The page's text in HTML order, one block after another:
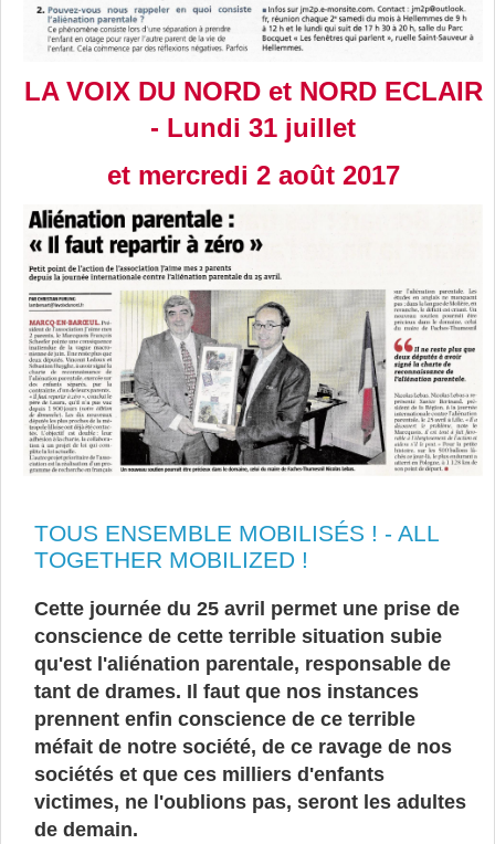
LA VOIX DU NORD et NORD ECLAIR
- Lundi 31 juillet
et mercredi 2 août 2017
TOUS ENSEMBLE MOBILISÉS ! - ALL
TOGETHER MOBILIZED !
Cette journée du 25 avril permet une prise de
conscience de cette terrible situation subie
qu'est l'aliénation parentale, responsable de
tant de drames. Il faut que nos instances
prennent enfin conscience de ce terrible
méfait de notre société, de ce ravage de nos
sociétés et que ces milliers d'enfants
victimes, ne l'oublions pas, seront les adultes
de demain.